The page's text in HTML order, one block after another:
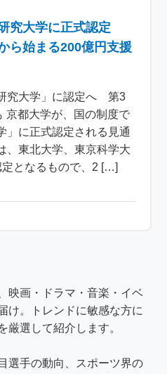
究大学に正式認定
ら始まる200億円支援
究大学」に認定へ 第3
京都大学が、国の制度で
」に正式認定される見通
、東北大学、東京科学大
となるもので、2 […]
映画・ドラマ・音楽・イベ
け。トレンドに敏感な方に
厳選して紹介します。
選手の動向、スポーツ界の